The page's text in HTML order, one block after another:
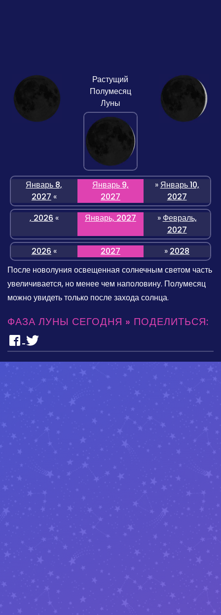
Растущий
Полумесяц
Луны
Январь 8,
2027 «
Январь 9,
2027
» Январь 10,
2027
, 2026 « Январь, 2027 » Февраль,
2027
2026 « 2027 » 2028
После новолуния освещенная солнечным светом часть
увеличивается, но менее чем наполовину. Полумесяц
можно увидеть только после захода солнца.
ФАЗА ЛУНЫ СЕГОДНЯ » ПОДЕЛИТЬСЯ: